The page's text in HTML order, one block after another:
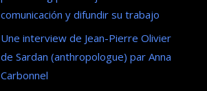
comunicación y difundir su trabajo
Une interview de Jean-Pierre Olivier
de Sardan (anthropologue) par Anna
Carbonnel